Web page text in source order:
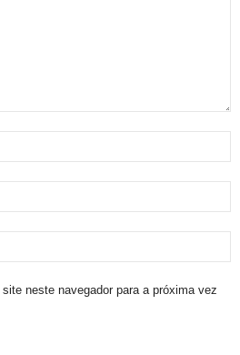
neste navegador para a próxima vez